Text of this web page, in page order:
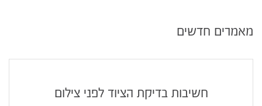
מאמרים חדשים
חשיבות בדיקת הציוד לפני צילום